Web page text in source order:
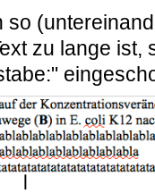
so
zu lange